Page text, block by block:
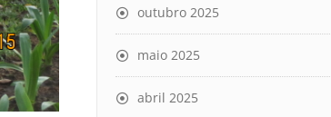
outubro 2025
maio 2025
abril 2025